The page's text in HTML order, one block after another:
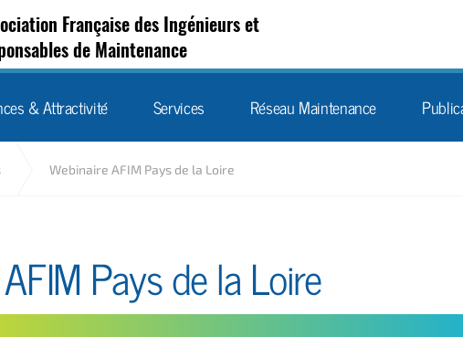
Française des Ingénieurs et
de Maintenance
& Attractivité Services Réseau Maintenance
Webinaire AFIM Pays de la Loire
Pays de la Loire